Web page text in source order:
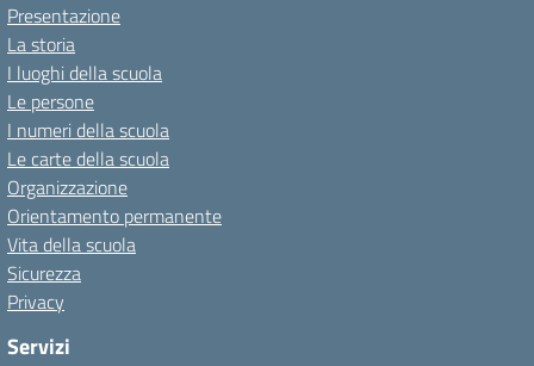
Presentazione
La storia
I luoghi della scuola
Le persone
I numeri della scuola
Le carte della scuola
Organizzazione
Orientamento permanente
Vita della scuola
Sicurezza
Privacy
Servizi